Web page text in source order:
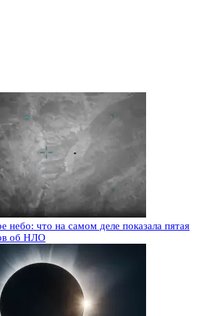
небо: что на самом деле показала пятая
об НЛО